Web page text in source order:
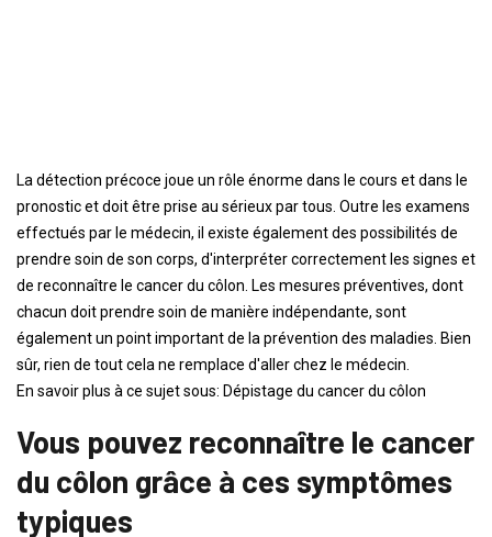
La détection précoce joue un rôle énorme dans le cours et dans le
pronostic et doit être prise au sérieux par tous. Outre les examens
effectués par le médecin, il existe également des possibilités de
prendre soin de son corps, d'interpréter correctement les signes et
de reconnaître le cancer du côlon. Les mesures préventives, dont
chacun doit prendre soin de manière indépendante, sont
également un point important de la prévention des maladies. Bien
sûr, rien de tout cela ne remplace d'aller chez le médecin.
En savoir plus à ce sujet sous: Dépistage du cancer du côlon
Vous pouvez reconnaître le cancer
du côlon grâce à ces symptômes
typiques